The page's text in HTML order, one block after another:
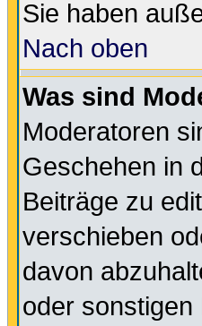
Sie haben
Nach oben
Was sind
Moderatoren
Geschehen in
Beiträge zu
verschieben
davon
oder